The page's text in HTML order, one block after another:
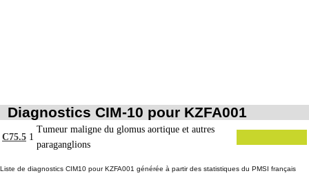
Diagnostics CIM-10 pour KZFA001
C75.5 1
Tumeur maligne du glomus aortique et autres
paraganglions
Liste de diagnostics CIM10 pour KZFA001 générée à partir des statistiques du PMSI français